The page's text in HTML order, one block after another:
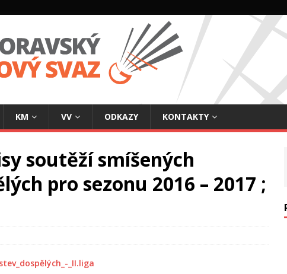
KM VV ODKAZY KONTAKTY
soutěží smíšených
pro sezonu 2016 – 2017 ;
_II.liga